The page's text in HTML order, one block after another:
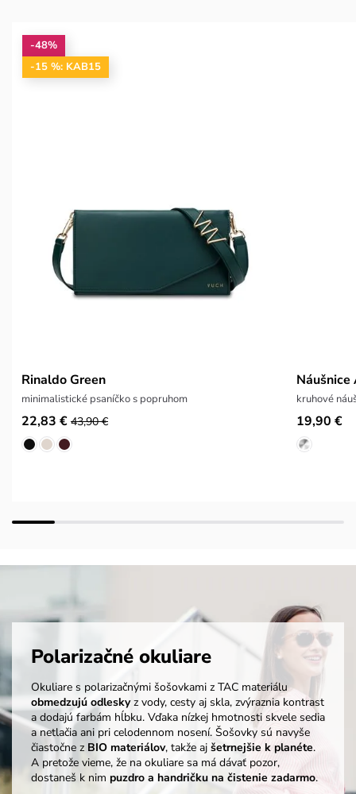
-48%
-15 %: KAB15
Rinaldo Green
minimalistické psaníčko s popruhom
22,83 € 43,90 €
Náušnice
kruhové
19,90 €
Polarizačné okuliare
Okuliare s polarizačnými šošovkami z TAC materiálu
obmedzujú odleskyz vody, cesty aj skla, zvýraznia kontrast
a dodajú farbám hĺbku. Vďaka nízkej hmotnosti skvele sedia
a netlačia ani pri celodennom nosení. Šošovky sú navyše
čiastočne z BIO materiálov, takže aj šetrnejšie k planéte.
A pretože vieme, že na okuliare sa má dávať pozor,
dostaneš k nim puzdro a handričku na čistenie zadarmo.